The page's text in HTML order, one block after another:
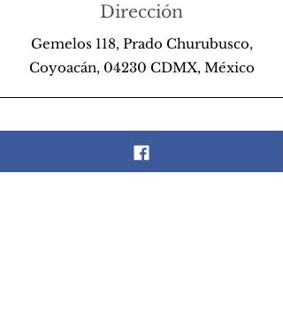
Dirección
Gemelos 118, Prado Churubusco,
Coyoacán, 04230 CDMX, México
Teléfono